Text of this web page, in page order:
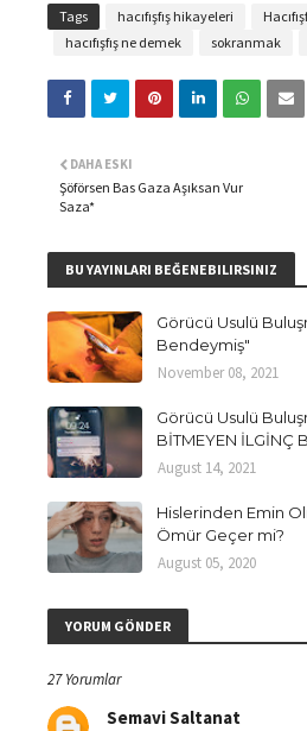
Tags hacıfışfış hikayeleri
hacıfışfış ne demek
sokranmak
DAHA ESKI
Şöförsen Bas Gaza Aşıksan Vur
Saza*
BU YAYINLARI BEĞENEBILIRSINIZ
Görücü Usulü
Bendeymiş"
November 08, 2021
Görücü Usulü
BİTMEYEN İLGİNÇ
August 14, 2021
Hislerinden Emin
Ömür Geçer mi?
August 05, 2020
YORUM GÖNDER
27 Yorumlar
Semavi Saltanat